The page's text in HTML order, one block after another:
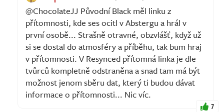
@ChocolateJJ Původní Black měl linku z
přítomnosti, kde ses ocitl v Abstergu a hrál v
první osobě... Strašně otravné, obzvlášť, když už
si se dostal do atmosféry a příběhu, tak bum hraj
v přítomnosti. V Resynced přítomná linka je dle
tvůrců kompletně odstraněna a snad tam má být
možnost jenom sběru dat, který ti budou dávat
informace o přítomnosti... Nic víc.
7